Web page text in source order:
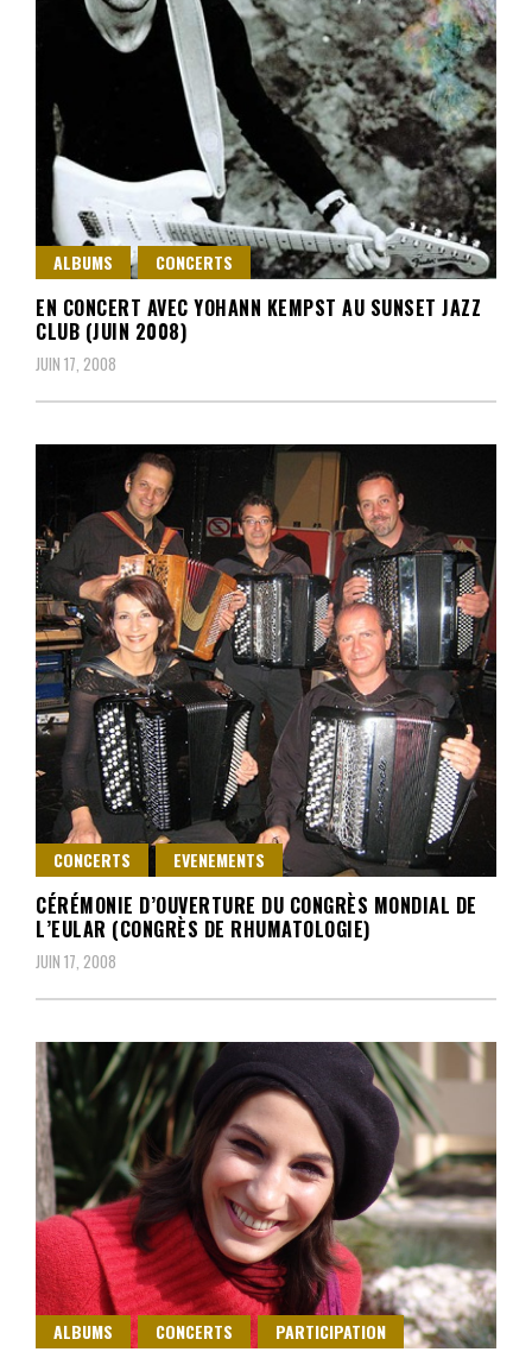
ALBUMS CONCERTS
EN CONCERT AVEC YOHANN KEMPST AU SUNSET JAZZ
CLUB (JUIN 2008)
JUIN 17, 2008
CONCERTS EVENEMENTS
CÉRÉMONIE D’OUVERTURE DU CONGRÈS MONDIAL DE
L’EULAR (CONGRÈS DE RHUMATOLOGIE)
JUIN 17, 2008
ALBUMS CONCERTS PARTICIPATION